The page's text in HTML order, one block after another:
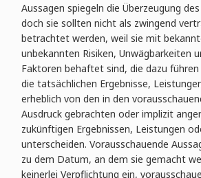
Aussagen spiegeln die Überzeugung
doch sie sollten nicht als zwingend
betrachtet werden, weil sie mit
unbekannten Risiken, Unwägbarkeiten
Faktoren behaftet sind, die dazu führen
die tatsächlichen Ergebnisse,
erheblich von den in den
Ausdruck gebrachten oder implizit
zukünftigen Ergebnissen, Leistungen
unterscheiden. Vorausschauende
zu dem Datum, an dem sie gemacht
keinerlei Verpflichtung ein,